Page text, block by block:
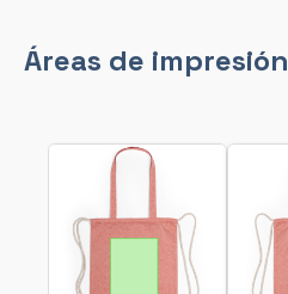
Áreas de impresión